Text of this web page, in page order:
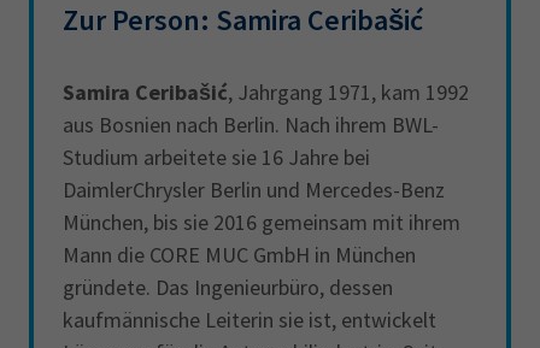
Zur Person: Samira Ceribašić
Samira Ceribašić, Jahrgang 1971, kam 1992
aus Bosnien nach Berlin. Nach ihrem BWL-
Studium arbeitete sie 16 Jahre bei
DaimlerChrysler Berlin und Mercedes-Benz
München, bis sie 2016 gemeinsam mit ihrem
Mann die CORE MUC GmbH in München
gründete. Das Ingenieurbüro, dessen
kaufmännische Leiterin sie ist, entwickelt